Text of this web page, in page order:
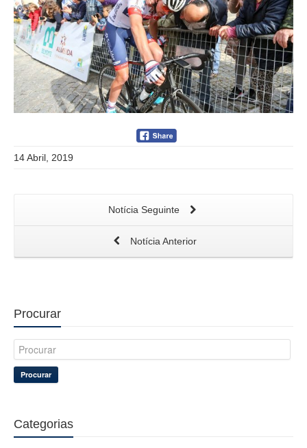
14 Abril, 2019
Notícia Seguinte
Notícia Anterior
Procurar
Procurar
Categorias